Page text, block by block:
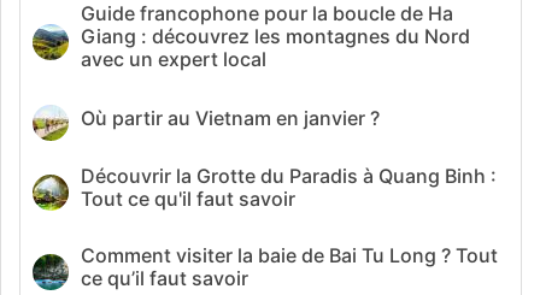
Guide francophone pour la boucle de Ha
Giang : découvrez les montagnes du Nord
avec un expert local
Où partir au Vietnam en janvier ?
Découvrir la Grotte du Paradis à Quang Binh :
Tout ce qu'il faut savoir
Comment visiter la baie de Bai Tu Long ? Tout
ce qu’il faut savoir